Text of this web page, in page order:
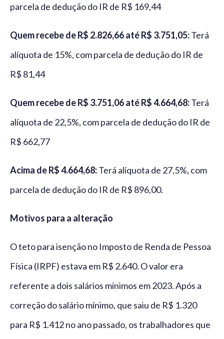
parcela de dedução do IR de R$ 169,44
Quem recebe de R$ 2.826,66 até R$ 3.751,05:Terá
alíquota de 15%, com parcela de dedução do IR de
R$ 81,44
Quem recebe de R$ 3.751,06 até R$ 4.664,68:Terá
alíquota de 22,5%, com parcela de dedução do IR de
R$ 662,77
Acima de R$ 4.664,68:Terá alíquota de 27,5%, com
parcela de dedução do IR de R$ 896,00.
Motivos para a alteração
O teto para isenção no Imposto de Renda de Pessoa
Física (IRPF) estava em R$ 2.640. O valor era
referente a dois salários mínimos em 2023. Após a
correção do salário mínimo, que saiu de R$ 1.320
para R$ 1.412 no ano passado, os trabalhadores que